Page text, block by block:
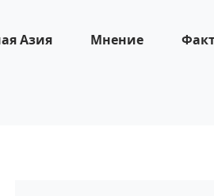
Азия Мнение